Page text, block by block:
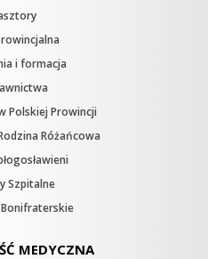
i formacja
Polskiej Prowincji
Różańcowa
Szpitalne
MEDYCZNA